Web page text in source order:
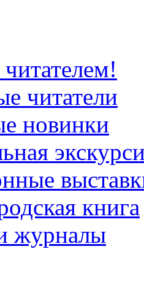
читатели
новинки
книга
журналы